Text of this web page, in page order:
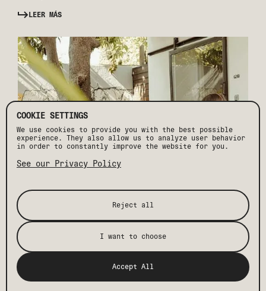
LEER MÁS
BIENESTAR SIN CONCESIONES: CÓMO DRIFT REDEFINE
COOKIE SETTINGS
We use cookies to provide you with the best possible
experience. They also allow us to analyze user behavior
in order to constantly improve the website for you.
See our Privacy Policy
Reject all
I want to choose
Accept All